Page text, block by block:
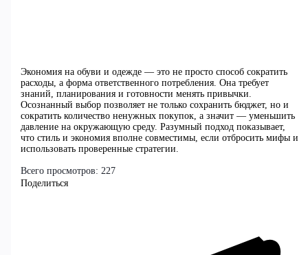
Экономия на обуви и одежде — это не просто способ сократить
расходы, а форма ответственного потребления. Она требует
знаний, планирования и готовности менять привычки.
Осознанный выбор позволяет не только сохранить бюджет, но и
сократить количество ненужных покупок, а значит — уменьшить
давление на окружающую среду. Разумный подход показывает,
что стиль и экономия вполне совместимы, если отбросить мифы и
использовать проверенные стратегии.
Всего просмотров: 227
Поделиться